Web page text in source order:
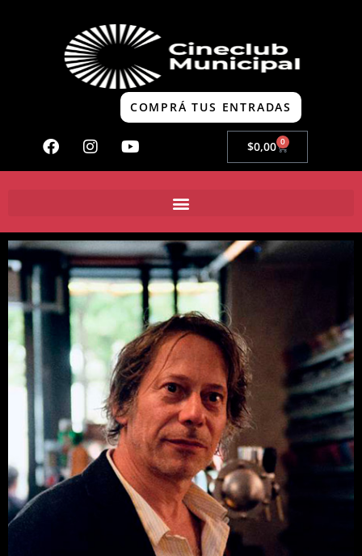
COMPRÁ TUS ENTRADAS
$0,00 0